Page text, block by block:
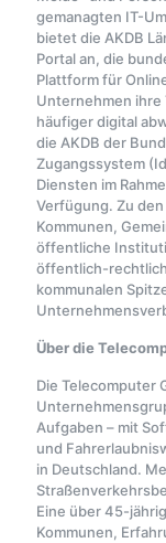
gemanagten IT-
bietet die AKDB
Portal an, die
Plattform für
Unternehmen ihre
häufiger digital
die AKDB der
Zugangssystem
Diensten im
Verfügung. Zu
Kommunen,
öffentliche
öffentlich-
kommunalen
Über die
Die Telecomputer
Aufgaben – mit
und
in Deutschland.
Eine über 45-
Kommunen,